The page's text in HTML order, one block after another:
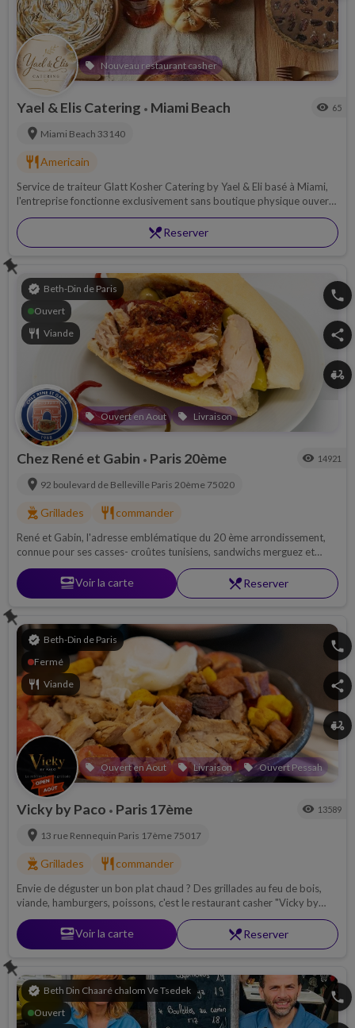
local_offer Nouveau restaurant casher
Yael & Elis Catering • Miami Beach visibility 65
location_on Miami Beach 33140
restaurant Americain
Service de traiteur Glatt Kosher Catering by Yael & Eli basé à Miami,
l'entreprise fonctionne exclusivement sans boutique physique ouverte
au public. Toujours frais, toujours fait maison !
restaurant_menuReserver
verified Beth-Din de Paris
Ouvert
restaurant Viande
local_offer Ouvert en Aout local_offer Livraison
phone
share
delivery_dining
Chez René et Gabin • Paris 20ème visibility 14921
location_on 92 boulevard de Belleville Paris 20ème 75020
outdoor_grill Grillades restaurant commander
René et Gabin, l'adresse emblématique du 20 ème arrondissement,
connue pour ses casses- croûtes tunisiens, sandwichs merguez et
accompagnement savoureux ! Passez vos commandes de shabbat
jeudi avant 18H
set_mealVoir la carte restaurant_menuReserver
verified Beth-Din de Paris
Fermé
restaurant Viande
local_offer Ouvert en Aout local_offer Livraison local_offer Ouvert Pessah
phone
share
delivery_dining
Vicky by Paco • Paris 17ème visibility 13589
location_on 13 rue Rennequin Paris 17ème 75017
outdoor_grill Grillades restaurant commander
Envie de déguster un bon plat chaud ? Des grillades au feu de bois,
viande, hamburgers, poissons, c'est le restaurant casher "Vicky by
Paco" où il faut se rendre !
set_mealVoir la carte restaurant_menuReserver
verified Beth Din Chaaré chalom Ve Tsedek
Ouvert
phone